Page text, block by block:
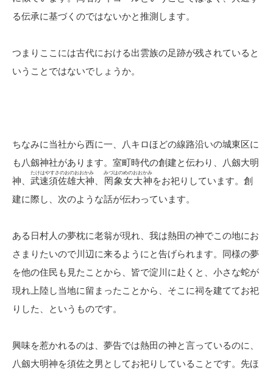
る伝承に基づくのではないかと推測します。
つまりここには古代における出雲族の足跡が残されていると
いうことではないでしょうか。
ちなみに当社から西に一、八キロほどの線路沿いの城東区に
も八劔神社があります。室町時代の創建と伝わり、八劔大明
神、 武速須佐雄大神
たけはやすさのおのおおかみ
罔象女大神
みづはのめのおおかみ
をお祀りしています。創
建に際し、次のような話が伝わっています。
ある日村人の夢枕に老翁が現れ、我は熱田の神でこの地にお
さまりたいので川辺に来るようにと告げられます。同様の夢
を他の住民も見たことから、皆で淀川に赴くと、小さな蛇が
現れ上陸し当地に留まったことから、そこに祠を建ててお祀
りした、というものです。
興味を惹かれるのは、夢告では熱田の神と言っているのに、
八劔大明神を須佐之男としてお祀りしていることです。先ほ